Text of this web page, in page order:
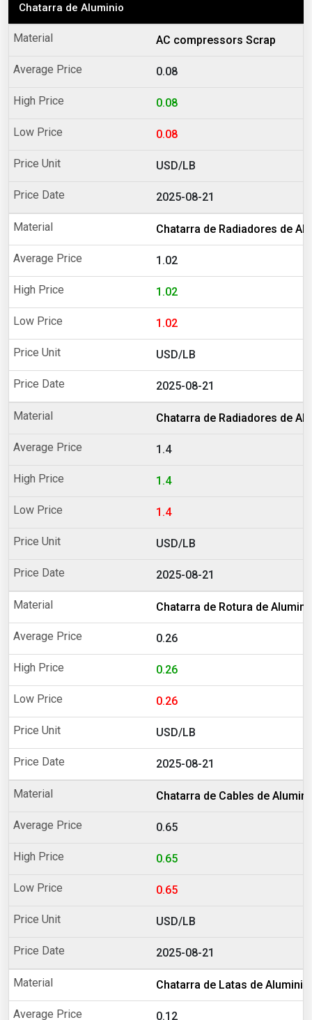
Chatarra de Aluminio
AC compressors Scrap
0.08
0.08
0.08
USD/LB
2025-08-21
Chatarra de Radiadores de
1.02
1.02
1.02
USD/LB
2025-08-21
Chatarra de Radiadores de
1.4
1.4
1.4
USD/LB
2025-08-21
Chatarra de Rotura de
0.26
0.26
0.26
USD/LB
2025-08-21
Chatarra de Cables de
0.65
0.65
0.65
USD/LB
2025-08-21
Chatarra de Latas de Aluminio
0.12